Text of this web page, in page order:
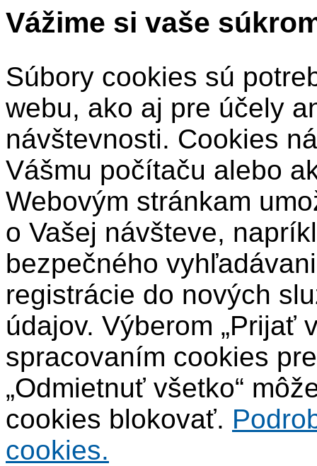
Vážime si vaše
Súbory cookies sú
webu, ako aj pre účely
návštevnosti. Cookies
Vášmu počítaču alebo
Webovým stránkam
o Vašej návšteve,
bezpečného
registrácie do nových
údajov. Výberom „Prijať
spracovaním cookies
„Odmietnuť všetko“
cookies blokovať.
cookies.